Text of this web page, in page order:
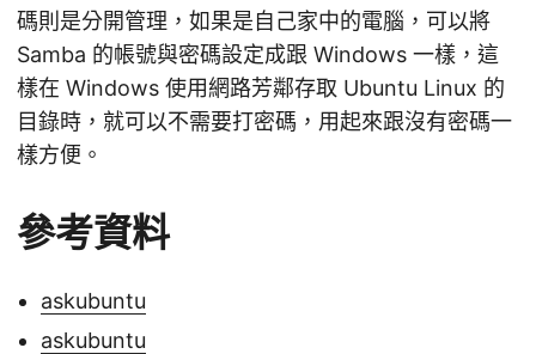
碼則是分開管理，如果是自己家中的電腦，可以將
Samba 的帳號與密碼設定成跟 Windows 一樣，這
樣在 Windows 使用網路芳鄰存取 Ubuntu Linux 的
目錄時，就可以不需要打密碼，用起來跟沒有密碼一
樣方便。
參考資料
askubuntu
askubuntu